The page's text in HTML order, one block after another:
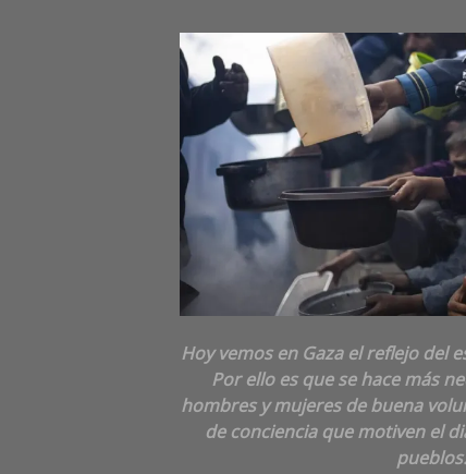
Hoy vemos en Gaza el reflejo del
Por ello es que se hace más
hombres y mujeres de buena
de conciencia que motiven el
pueblos.